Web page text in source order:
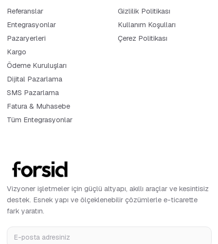
Vizyoner işletmeler için güçlü altyapı, akıllı araçlar ve kesintisiz
destek. Esnek yapı ve ölçeklenebilir çözümlerle e-ticarette
fark yaratın.
Referanslar
Entegrasyonlar
Pazaryerleri
Kargo
Ödeme Kuruluşları
Dijital Pazarlama
SMS Pazarlama
Fatura & Muhasebe
Tüm Entegrasyonlar
Gizlilik Politikası
Kullanım Koşulları
Çerez Politikası